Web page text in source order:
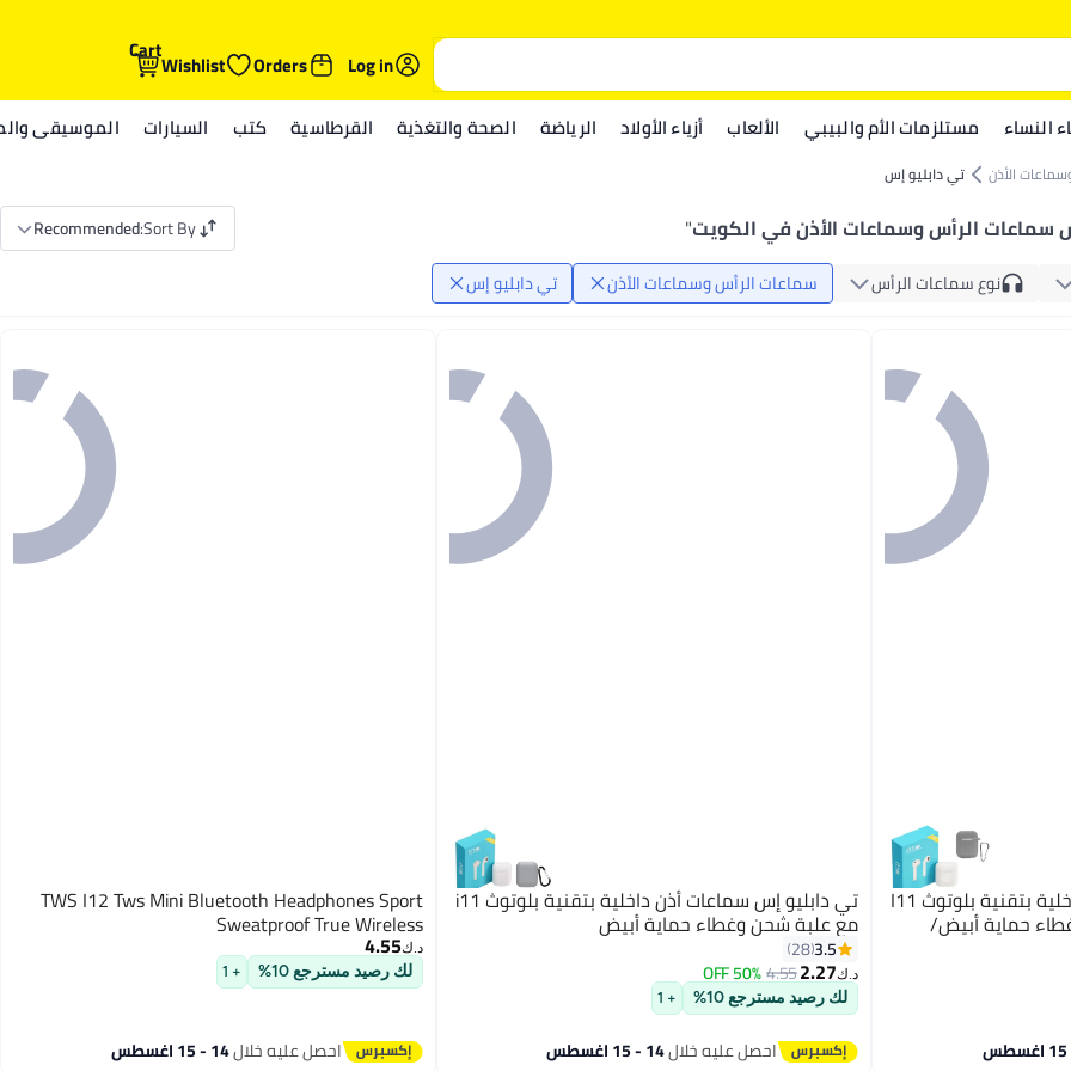
Log in
Orders
Wishlist
Cart
النساء مستلزمات الأم والبيبي الألعاب أزياء الأولاد الرياضة الصحة والتغذية القرطاسية كتب السيارات الموسيقى
الأذن تي دابليو إس
سماعات الرأس وسماعات الأذن في الكويت"
Sort By
:
Recommended
نوع سماعات الرأس سماعات الرأس وسماعات الأذن تي دابليو إس
تي دابليو إس سماعات أذن داخلية بتقنية بلوتوث I11
حماية أبيض/
تي دابليو إس سماعات أذن داخلية بتقنية بلوتوث i11
مع علبة شحن وغطاء حماية أبيض
3.5
28
د.ك‏2.27
4.55
50% OFF
لك رصيد مسترجع 10% + 1
احصل عليه خلال14 - 15 اغسطس
TWS I12 Tws Mini Bluetooth Headphones Sport
Sweatproof True Wireless
د.ك‏4.55
لك رصيد مسترجع 10% + 1
احصل عليه خلال14 - 15 اغسطس